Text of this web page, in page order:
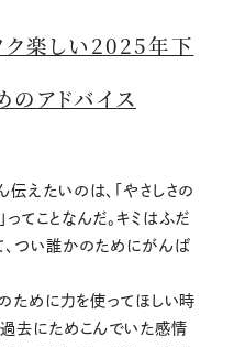
ク楽しい2025年下
のアドバイス
えたいのは、「やさしさの
てことなんだ。キミはふだ
、つい誰かのためにがんば
ために力を使ってほしい時
過去にためこんでいた感情